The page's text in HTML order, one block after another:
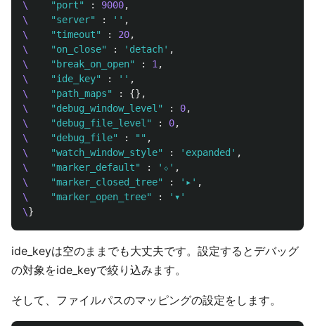
\ "port" : 9000,
\
"server" : '' ,
\
"timeout" : 20,
\
"on_close" : 'detach' ,
\
"break_on_open" : 1 ,
\
"ide_key" : '' ,
\
"path_maps" :
{},
\
"debug_window_level" : 0,
\
"debug_file_level" : 0,
\
"debug_file" : "" ,
\
"watch_window_style" : 'expanded' ,
\
"marker_default" : '⬦' ,
\
"marker_closed_tree" : '▸' ,
\
"marker_open_tree" :
'▾'
\}
ide_keyは空のままでも大丈夫です。設定するとデバッグ
の対象をide_keyで絞り込みます。
そして、ファイルパスのマッピングの設定をします。